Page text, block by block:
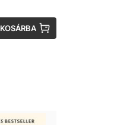
KOSÁRBA